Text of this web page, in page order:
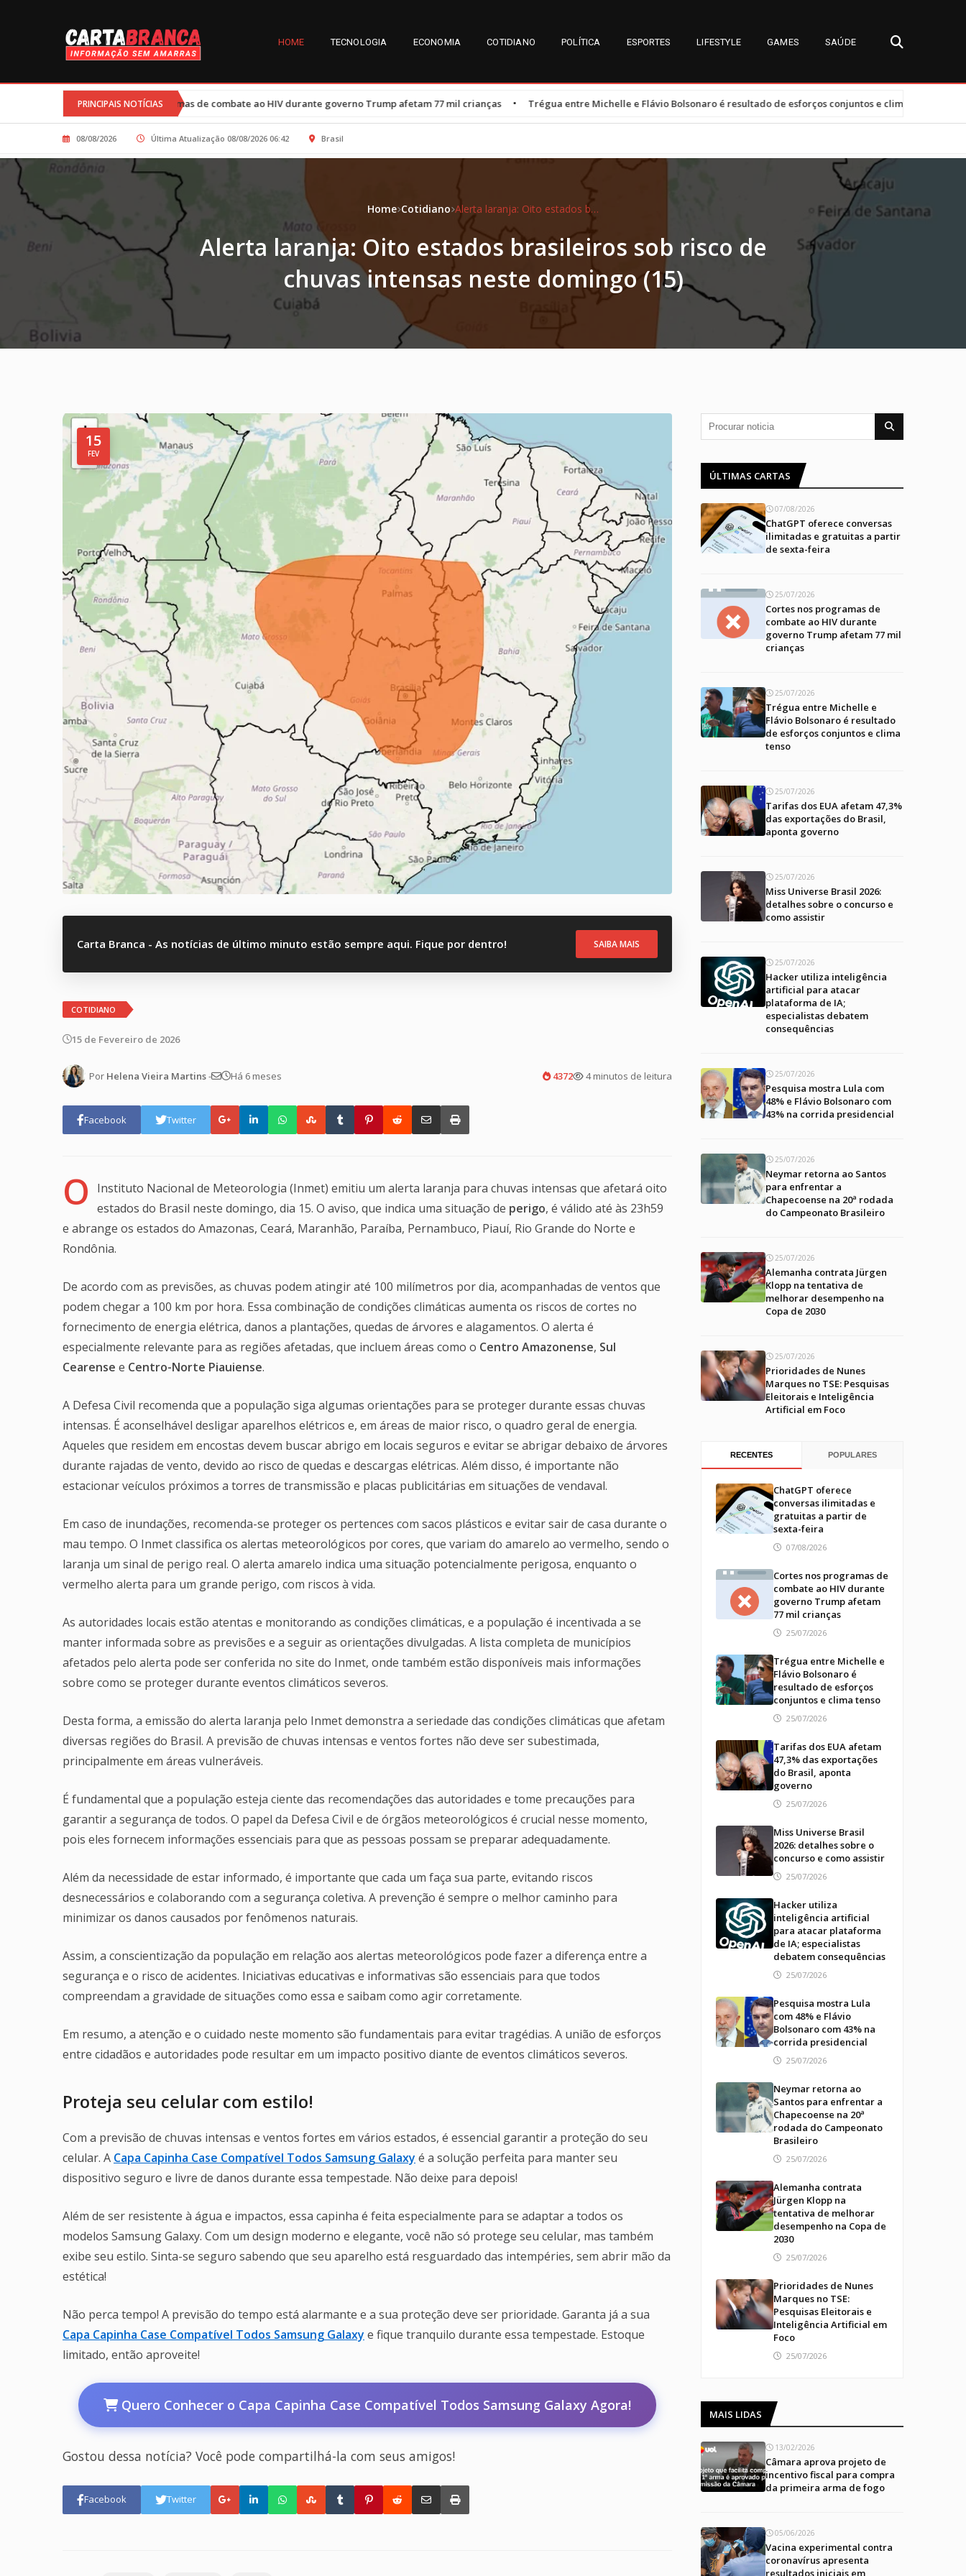
HOME TECNOLOGIA ECONOMIA COTIDIANO POLÍTICA ESPORTES LIFESTYLE GAMES SAÚDE
PRINCIPAIS NOTÍCIAS
Cortes nos programas de combate ao HIV durante governo Trump afetam 77 mil crianças•Trégua entre Michelle e Flávio Bolsonaro é resultado de esforços conjuntos e clima tenso•Tarifas dos EUA
08/08/2026 Última Atualização 08/08/2026 06:42 Brasil
Home Cotidiano Alerta laranja: Oito estados brasileiros sob risco de chuvas intensas neste domingo (15)
Alerta laranja: Oito estados brasileiros sob risco de
chuvas intensas neste domingo (15)
15
FEV
Carta Branca - As notícias de último minuto estão sempre aqui. Fique por dentro! SAIBA MAIS
COTIDIANO
15 de Fevereiro de 2026
Por Helena Vieira Martins- Há 6 meses 4372 4 minutos de leitura
Facebook Twitter
O
Instituto Nacional de Meteorologia (Inmet) emitiu um alerta laranja para chuvas intensas que afetará oito
estados do Brasil neste domingo, dia 15. O aviso, que indica uma situação de perigo, é válido até às 23h59
e abrange os estados do Amazonas, Ceará, Maranhão, Paraíba, Pernambuco, Piauí, Rio Grande do Norte e
Rondônia.
De acordo com as previsões, as chuvas podem atingir até 100 milímetros por dia, acompanhadas de ventos que
podem chegar a 100 km por hora. Essa combinação de condições climáticas aumenta os riscos de cortes no
fornecimento de energia elétrica, danos a plantações, quedas de árvores e alagamentos. O alerta é
especialmente relevante para as regiões afetadas, que incluem áreas como o Centro Amazonense, Sul
Cearense e Centro-Norte Piauiense.
A Defesa Civil recomenda que a população siga algumas orientações para se proteger durante essas chuvas
intensas. É aconselhável desligar aparelhos elétricos e, em áreas de maior risco, o quadro geral de energia.
Aqueles que residem em encostas devem buscar abrigo em locais seguros e evitar se abrigar debaixo de árvores
durante rajadas de vento, devido ao risco de quedas e descargas elétricas. Além disso, é importante não
estacionar veículos próximos a torres de transmissão e placas publicitárias em situações de vendaval.
Em caso de inundações, recomenda-se proteger os pertences com sacos plásticos e evitar sair de casa durante o
mau tempo. O Inmet classifica os alertas meteorológicos por cores, que variam do amarelo ao vermelho, sendo o
laranja um sinal de perigo real. O alerta amarelo indica uma situação potencialmente perigosa, enquanto o
vermelho alerta para um grande perigo, com riscos à vida.
As autoridades locais estão atentas e monitorando as condições climáticas, e a população é incentivada a se
manter informada sobre as previsões e a seguir as orientações divulgadas. A lista completa de municípios
afetados pelo alerta pode ser conferida no site do Inmet, onde também estão disponíveis mais informações
sobre como se proteger durante eventos climáticos severos.
Desta forma, a emissão do alerta laranja pelo Inmet demonstra a seriedade das condições climáticas que afetam
diversas regiões do Brasil. A previsão de chuvas intensas e ventos fortes não deve ser subestimada,
principalmente em áreas vulneráveis.
É fundamental que a população esteja ciente das recomendações das autoridades e tome precauções para
garantir a segurança de todos. O papel da Defesa Civil e de órgãos meteorológicos é crucial nesse momento,
pois eles fornecem informações essenciais para que as pessoas possam se preparar adequadamente.
Além da necessidade de estar informado, é importante que cada um faça sua parte, evitando riscos
desnecessários e colaborando com a segurança coletiva. A prevenção é sempre o melhor caminho para
minimizar os danos causados por fenômenos naturais.
Assim, a conscientização da população em relação aos alertas meteorológicos pode fazer a diferença entre a
segurança e o risco de acidentes. Iniciativas educativas e informativas são essenciais para que todos
compreendam a gravidade de situações como essa e saibam como agir corretamente.
Em resumo, a atenção e o cuidado neste momento são fundamentais para evitar tragédias. A união de esforços
entre cidadãos e autoridades pode resultar em um impacto positivo diante de eventos climáticos severos.
Proteja seu celular com estilo!
Com a previsão de chuvas intensas e ventos fortes em vários estados, é essencial garantir a proteção do seu
celular. A Capa Capinha Case Compatível Todos Samsung Galaxy é a solução perfeita para manter seu
dispositivo seguro e livre de danos durante essa tempestade. Não deixe para depois!
Além de ser resistente à água e impactos, essa capinha é feita especialmente para se adaptar a todos os
modelos Samsung Galaxy. Com um design moderno e elegante, você não só protege seu celular, mas também
exibe seu estilo. Sinta-se seguro sabendo que seu aparelho está resguardado das intempéries, sem abrir mão da
estética!
Não perca tempo! A previsão do tempo está alarmante e a sua proteção deve ser prioridade. Garanta já a sua
Capa Capinha Case Compatível Todos Samsung Galaxy e fique tranquilo durante essa tempestade. Estoque
limitado, então aproveite!
Quero Conhecer o Capa Capinha Case Compatível Todos Samsung Galaxy Agora!
Gostou dessa notícia? Você pode compartilhá-la com seus amigos!
Facebook Twitter
ÚLTIMAS CARTAS
07/08/2026
ChatGPT oferece conversas
ilimitadas e gratuitas a partir
de sexta-feira
25/07/2026
Cortes nos programas de
combate ao HIV durante
governo Trump afetam 77 mil
crianças
25/07/2026
Trégua entre Michelle e
Flávio Bolsonaro é resultado
de esforços conjuntos e clima
tenso
25/07/2026
Tarifas dos EUA afetam 47,3%
das exportações do Brasil,
aponta governo
25/07/2026
Miss Universe Brasil 2026:
detalhes sobre o concurso e
como assistir
25/07/2026
Hacker utiliza inteligência
artificial para atacar
plataforma de IA;
especialistas debatem
consequências
25/07/2026
Pesquisa mostra Lula com
48% e Flávio Bolsonaro com
43% na corrida presidencial
25/07/2026
Neymar retorna ao Santos
para enfrentar a
Chapecoense na 20ª rodada
do Campeonato Brasileiro
25/07/2026
Alemanha contrata Jürgen
Klopp na tentativa de
melhorar desempenho na
Copa de 2030
25/07/2026
Prioridades de Nunes
Marques no TSE: Pesquisas
Eleitorais e Inteligência
Artificial em Foco
RECENTES POPULARES
ChatGPT oferece
conversas ilimitadas e
gratuitas a partir de
sexta-feira
07/08/2026
Cortes nos programas de
combate ao HIV durante
governo Trump afetam
77 mil crianças
25/07/2026
Trégua entre Michelle e
Flávio Bolsonaro é
resultado de esforços
conjuntos e clima tenso
25/07/2026
Tarifas dos EUA afetam
47,3% das exportações
do Brasil, aponta
governo
25/07/2026
Miss Universe Brasil
2026: detalhes sobre o
concurso e como assistir
25/07/2026
Hacker utiliza
inteligência artificial
para atacar plataforma
de IA; especialistas
debatem consequências
25/07/2026
Pesquisa mostra Lula
com 48% e Flávio
Bolsonaro com 43% na
corrida presidencial
25/07/2026
Neymar retorna ao
Santos para enfrentar a
Chapecoense na 20ª
rodada do Campeonato
Brasileiro
25/07/2026
Alemanha contrata
Jürgen Klopp na
tentativa de melhorar
desempenho na Copa de
2030
25/07/2026
Prioridades de Nunes
Marques no TSE:
Pesquisas Eleitorais e
Inteligência Artificial em
Foco
25/07/2026
MAIS LIDAS
13/02/2026
Câmara aprova projeto de
incentivo fiscal para compra
da primeira arma de fogo
05/06/2026
Vacina experimental contra
coronavírus apresenta
resultados iniciais em